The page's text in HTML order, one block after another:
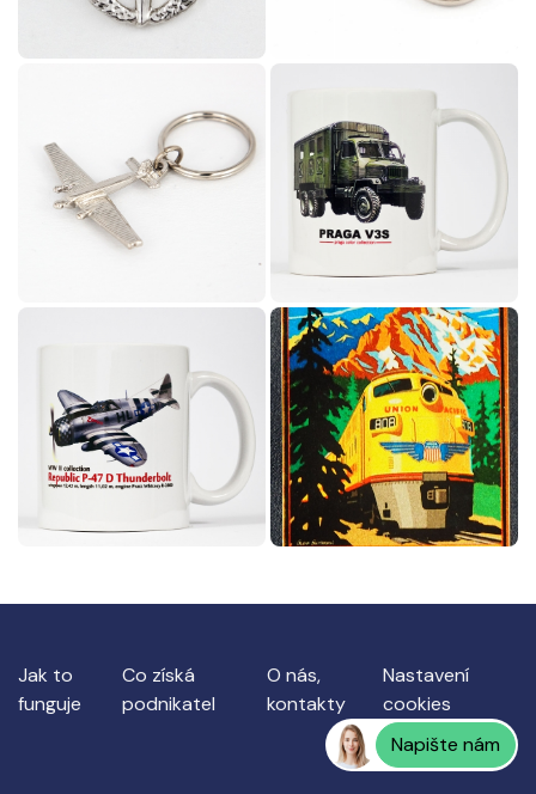
Jak to
funguje
Co získá
podnikatel
O nás,
kontakty
Nastavení
cookies
Napište nám